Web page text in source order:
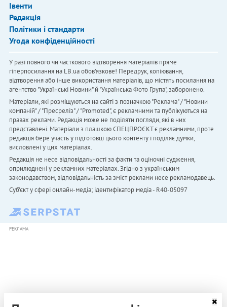
Івенти
Редакція
Політики і стандарти
Угода конфіденційності
У разі повного чи часткового відтворення матеріалів пряме
гіперпосилання на LB.ua обов'язкове! Передрук, копіювання,
відтворення або інше використання матеріалів, що містять посилання на
агентство "Українськi Новини" й "Українська Фото Група", заборонено.
Матеріали, які розміщуються на сайті з позначкою "Реклама" / "Новини
компаній" / "Пресреліз" / "Promoted", є рекламними та публікуються на
правах реклами. Редакція може не поділяти погляди, які в них
представлені. Матеріали з плашкою СПЕЦПРОЄКТ є рекламними, проте
редакція бере участь у підготовці цього контенту і поділяє думки,
висловлені у цих матеріалах.
Редакція не несе відповідальності за факти та оціночні судження,
оприлюднені у рекламних матеріалах. Згідно з українським
законодавством, відповідальність за зміст реклами несе рекламодавець.
Cуб'єкт у сфері онлайн-медіа; ідентифікатор медіа - R40-05097
РЕКЛАМА